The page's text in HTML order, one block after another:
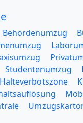
Behördenumzug
Studentenumzug
Halteverbotszone